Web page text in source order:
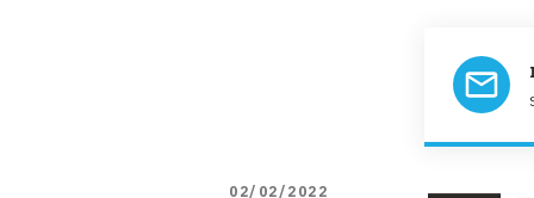
02/02/2022